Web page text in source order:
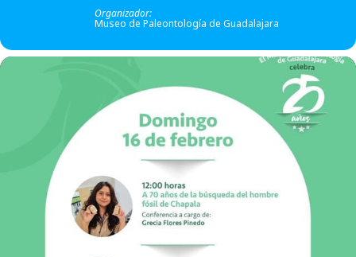
Organizador:
Museo de Paleontología de Guadalajara